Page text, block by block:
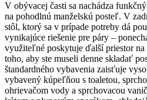
V obývacej časti sa nachádza
na pohodlnú manželskú posteľ. V
stôl, ktorý sa v prípade potreby dá
vynikajúce riešenie pre páry –
využiteľné poskytuje ďalší priestor na
toho, aby ste museli denne skladať
štandardného vybavenia zaisťuje
vybavený kúpeľňou s toaletou,
ohrievačom vody a sprchovacou